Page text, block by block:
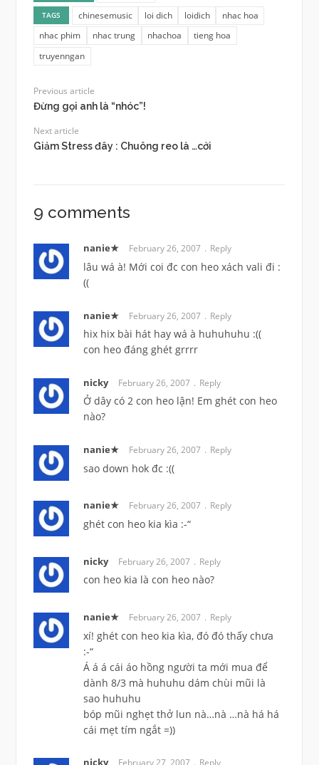
TAGS chinesemusic loi dich loidich
nhac hoa
nhac phim
nhac trung nhachoa
tieng hoa
truyenngan
Previous article
Đừng gọi anh là “nhóc”!
Next article
Giảm Stress đây : Chuông reo là …cởi
9 comments
nanie★ February 26, 2007 Reply
lâu wá à! Mới coi đc con heo xách vali đi :
((
nanie★ February 26, 2007 Reply
hix hix bài hát hay wá à huhuhuhu :((
con heo đáng ghét grrrr
nicky February 26, 2007 Reply
Ở dây có 2 con heo lận! Em ghét con heo
nào?
nanie★ February 26, 2007 Reply
sao down hok đc :((
nanie★ February 26, 2007 Reply
ghét con heo kia kìa :-“
nicky February 26, 2007 Reply
con heo kia là con heo nào?
nanie★ February 26, 2007 Reply
xí! ghét con heo kia kìa, đó đó thấy chưa
:-“
Á á á cái áo hồng người ta mới mua để
dành 8/3 mà huhuhu dám chùi mũi là
sao huhuhu
bóp mũi nghẹt thở lun nà…nà …nà há há
cái mẹt tím ngắt =))
nicky